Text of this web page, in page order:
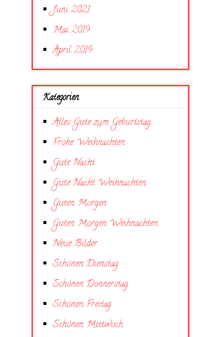
Juni 2021
Mai 2019
April 2019
Kategorien
Alles Gute zum Geburtstag
Frohe Weihnachten
Gute Nacht
Gute Nacht Weihnachten
Guten Morgen
Guten Morgen Weihnachten
Neue Bilder
Schönen Dienstag
Schönen Donnerstag
Schönen Freitag
Schönen Mittwoch